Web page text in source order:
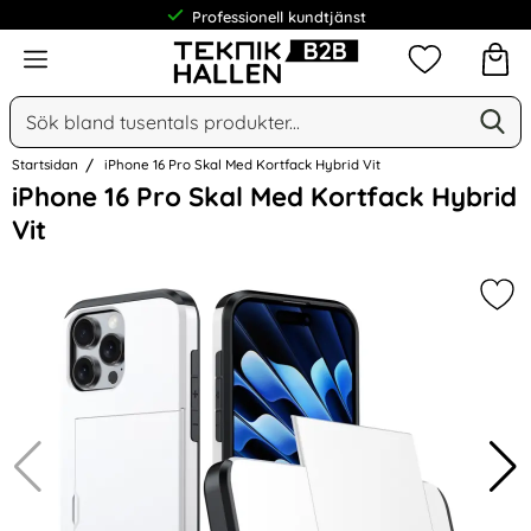
Professionell kundtjänst
Meny
Sök
Sök på Narse Group AB
Mina
Startsidan iPhone 16 Pro Skal Med Kortfack Hybrid Vit
iPhone 16 Pro Skal Med Kortfack Hybrid
Vit
Hoppa
över
Bilder